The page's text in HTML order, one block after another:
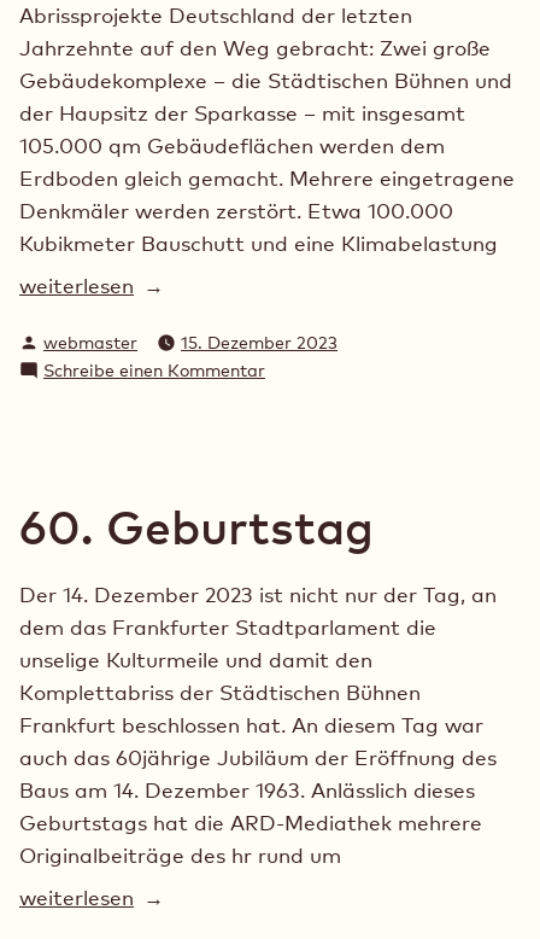
Abrissprojekte Deutschland der letzten
Jahrzehnte auf den Weg gebracht: Zwei große
Gebäudekomplexe – die Städtischen Bühnen und
der Haupsitz der Sparkasse – mit insgesamt
105.000 qm Gebäudeflächen werden dem
Erdboden gleich gemacht. Mehrere eingetragene
Denkmäler werden zerstört. Etwa 100.000
Kubikmeter Bauschutt und eine Klimabelastung
„Abrissdoppelbeschluss“
weiterlesen
Verfasst
von
webmaster
15. Dezember 2023
Schreibe einen Kommentarzu
60. Geburtstag
Der 14. Dezember 2023 ist nicht nur der Tag, an
dem das Frankfurter Stadtparlament die
unselige Kulturmeile und damit den
Komplettabriss der Städtischen Bühnen
Frankfurt beschlossen hat. An diesem Tag war
auch das 60jährige Jubiläum der Eröffnung des
Baus am 14. Dezember 1963. Anlässlich dieses
Geburtstags hat die ARD-Mediathek mehrere
Originalbeiträge des hr rund um
„60.
weiterlesen